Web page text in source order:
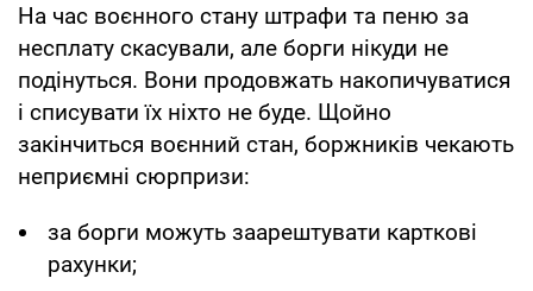
На час воєнного стану штрафи та пеню за
несплату скасували, але борги нікуди не
подінуться. Вони продовжать накопичуватися
і списувати їх ніхто не буде. Щойно
закінчиться воєнний стан, боржників чекають
неприємні сюрпризи:
за борги можуть заарештувати карткові
рахунки;